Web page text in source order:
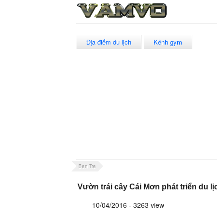
Địa điểm du lịch Kênh gym
Ben Tre
Vườn trái cây Cái Mơn phát triển du
10/04/2016 - 3263 view